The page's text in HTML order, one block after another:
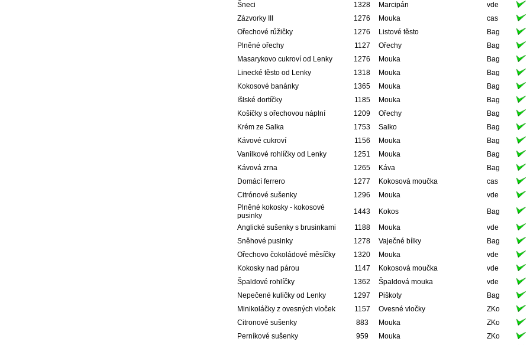
Šneci
1328 Marcipán vde
Zázvorky III
1276 Mouka cas
Ořechové růžičky
1276 Listové těsto Bag
Plněné ořechy
1127 Ořechy Bag
Masarykovo cukroví od Lenky
1276 Mouka Bag
Linecké těsto od Lenky
1318 Mouka Bag
Kokosové banánky
1365 Mouka Bag
Išlské dortíčky
1185 Mouka Bag
Košíčky s ořechovou náplní
1209 Ořechy Bag
Krém ze Salka
1753 Salko Bag
Kávové cukroví
1156 Mouka Bag
Vanilkové rohlíčky od Lenky
1251 Mouka Bag
Kávová zrna
1265 Káva Bag
Domácí ferrero
1277 Kokosová moučka cas
Citrónové sušenky
1296 Mouka vde
Plněné kokosky - kokosové
pusinky
1443 Kokos Bag
Anglické sušenky s brusinkami
1188 Mouka vde
Sněhové pusinky
1278 Vaječné bílky Bag
Ořechovo čokoládové měsíčky
1320 Mouka vde
Kokosky nad párou
1147 Kokosová moučka vde
Špaldové rohlíčky
1362 Špaldová mouka vde
Nepečené kuličky od Lenky
1297 Piškoty Bag
Minikoláčky z ovesných vloček
1157 Ovesné vločky ZKo
Citronové sušenky
883 Mouka ZKo
Perníkové sušenky
959 Mouka ZKo